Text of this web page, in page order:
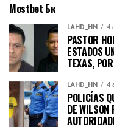
Mostbet Бк
LAHD_HN 4
PASTOR
ESTADOS
TEXAS,
LAHD_HN 4
POLICÍAS
DE WILSON